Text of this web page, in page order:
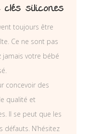
silicones
toujours être
Ce ne sont pas
jamais votre bébé
concevoir des
qualité et
Il se peut que les
N’hésitez